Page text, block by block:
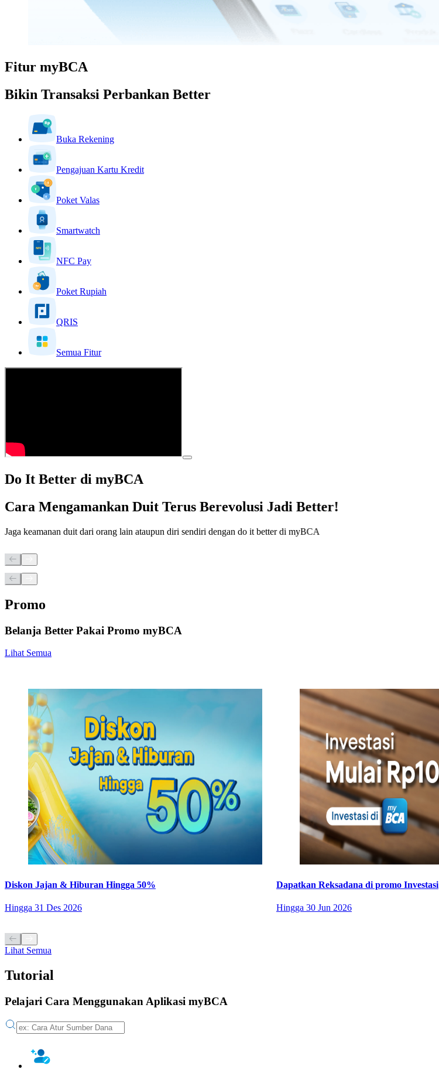
Fitur myBCA
Bikin Transaksi Perbankan Better
Buka Rekening
Pengajuan Kartu Kredit
Poket Valas
Smartwatch
NFC Pay
Poket Rupiah
QRIS
Semua Fitur
Do It Better di myBCA
Cara Mengamankan Duit Terus Berevolusi Jadi Better!
Jaga keamanan duit dari orang lain ataupun diri sendiri dengan do it better di myBCA
Promo
Belanja Better Pakai Promo myBCA
Lihat Semua
Diskon Jajan & Hiburan Hingga 50%
Hingga 31 Des 2026
Dapatkan Reksadana di promo Investasi
Hingga 30 Jun 2026
Lihat Semua
Tutorial
Pelajari Cara Menggunakan Aplikasi myBCA